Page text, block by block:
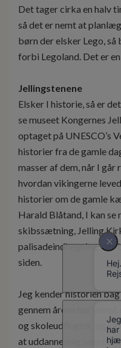
Det tager cirka en halv
så det er nemt at
børn der elsker Lego,
forbi Legoland. Det er
Jellingstenene
Elsker I historie, så er
se museet Kongernes
optaget på UNESCO’s
historier fra de gamle
masser af dem, når I går
hvordan vikingerne
historier om de gamle
Harald Blåtand, I kan se
skibssætning, Jelling
palisadeindhegning, der
siden.
Jeg kender historien
gennem årene har
og skoleudflugter, og så
at uddanne mig som